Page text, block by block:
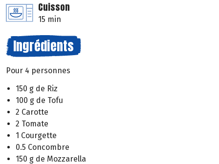
Cuisson
15 min
Ingrédients
Pour 4 personnes
150 g de Riz
100 g de Tofu
2 Carotte
2 Tomate
1 Courgette
0.5 Concombre
150 g de Mozzarella